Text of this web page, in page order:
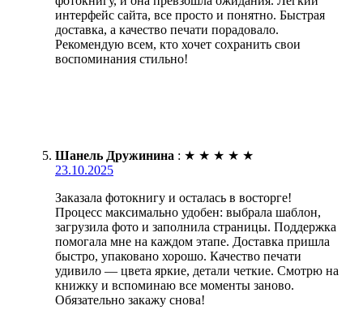
интерфейс сайта, все просто и понятно. Быстрая
доставка, а качество печати порадовало.
Рекомендую всем, кто хочет сохранить свои
воспоминания стильно!
Шанель Дружинина : ★ ★ ★ ★ ★
23.10.2025
Заказала фотокнигу и осталась в восторге!
Процесс максимально удобен: выбрала шаблон,
загрузила фото и заполнила страницы. Поддержка
помогала мне на каждом этапе. Доставка пришла
быстро, упаковано хорошо. Качество печати
удивило — цвета яркие, детали четкие. Смотрю на
книжку и вспоминаю все моменты заново.
Обязательно закажу снова!